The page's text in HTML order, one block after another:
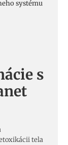
systému
s
tela